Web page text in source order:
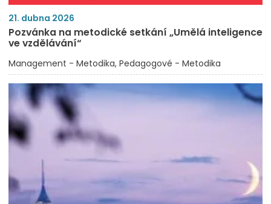
21. dubna 2026
Pozvánka na metodické setkání „Umělá inteligence
ve vzdělávání“
Management - Metodika Pedagogové - Metodika